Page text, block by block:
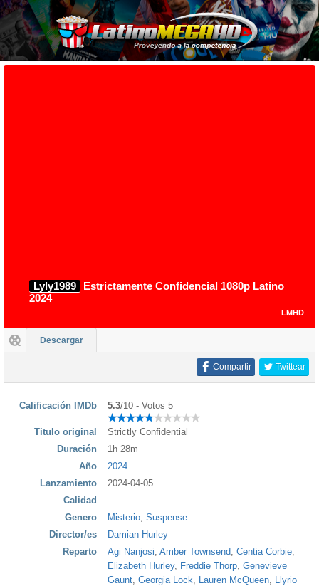
Lyly1989
Estrictamente Confidencial 1080p Latino
2024
LMHD
Descargar
Twittear
Compartir
Calificación IMDb 5.3/10 - Votos 5
Titulo original
Strictly Confidential
Duración
1h 28m
Año
2024
Lanzamiento
2024-04-05
Calidad
Genero
Misterio Suspense
Director/es
Damian Hurley
Reparto
Agi Nanjosi Amber Townsend Centia Corbie
Elizabeth Hurley, Freddie Thorp Genevieve
Gaunt Georgia Lock Lauren McQueen
Llyrio